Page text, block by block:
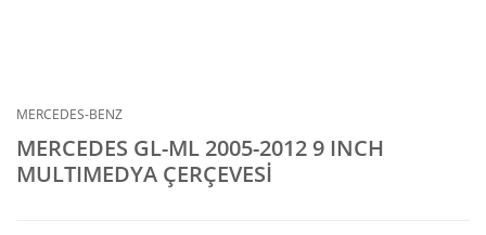
MERCEDES-BENZ
MERCEDES GL-ML 2005-2012 9 INCH
MULTIMEDYA ÇERÇEVESİ